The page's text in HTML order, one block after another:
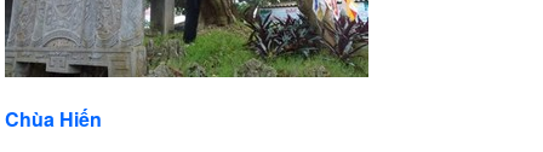
Chùa Hiến